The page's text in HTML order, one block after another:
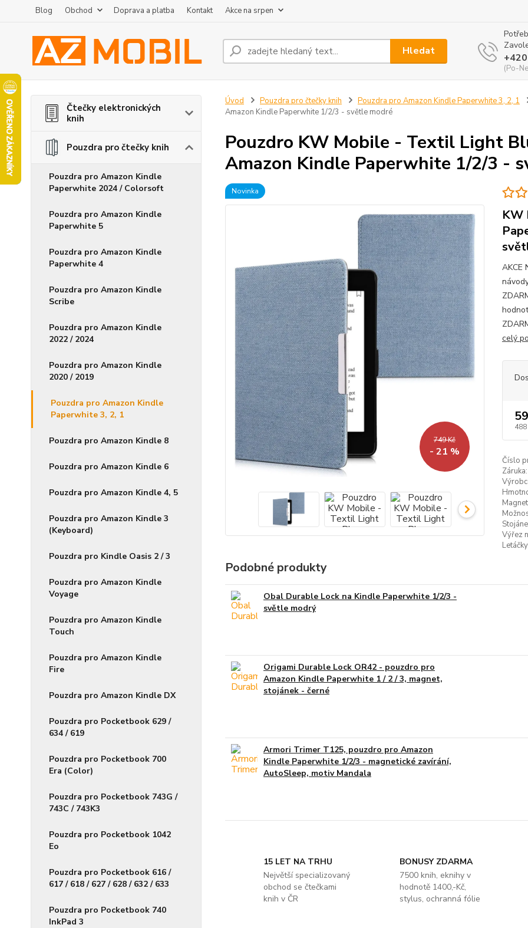
Blog Obchod Doprava a platba Kontakt Akce na srpen
Hledat
(Po-
Čtečky elektronických
knih
Pouzdra pro čtečky knih
Pouzdra pro Amazon Kindle
Paperwhite 2024 / Colorsoft
Pouzdra pro Amazon Kindle
Paperwhite 5
Pouzdra pro Amazon Kindle
Paperwhite 4
Pouzdra pro Amazon Kindle
Scribe
Pouzdra pro Amazon Kindle
2022 / 2024
Pouzdra pro Amazon Kindle
2020 / 2019
Pouzdra pro Amazon Kindle
Paperwhite 3, 2, 1
Pouzdra pro Amazon Kindle 8
Pouzdra pro Amazon Kindle 6
Pouzdra pro Amazon Kindle 4, 5
Pouzdra pro Amazon Kindle 3
(Keyboard)
Pouzdra pro Kindle Oasis 2 / 3
Pouzdra pro Amazon Kindle
Voyage
Pouzdra pro Amazon Kindle
Touch
Pouzdra pro Amazon Kindle
Fire
Pouzdra pro Amazon Kindle DX
Pouzdra pro Pocketbook 629 /
634 / 619
Pouzdra pro Pocketbook 700
Era (Color)
Pouzdra pro Pocketbook 743G /
743C / 743K3
Pouzdra pro Pocketbook 1042
Eo
Pouzdra pro Pocketbook 616 /
617 / 618 / 627 / 628 / 632 / 633
Pouzdra pro Pocketbook 740
InkPad 3
Úvod Pouzdra pro čtečky knih
Pouzdra pro Amazon Kindle Paperwhite 3, 2, 1
Amazon Kindle Paperwhite 1/2/3 - světle modré
Pouzdro KW Mobile - Textil Light
Amazon Kindle Paperwhite 1/2/3 -
Novinka
749 Kč
- 21 %
KW
AKCE
celý
488
Číslo
Záruka:
Výřez
Podobné produkty
Obal Durable Lock na Kindle Paperwhite 1/2/3 -
světle modrý
Origami Durable Lock OR42 - pouzdro pro
Amazon Kindle Paperwhite 1 / 2 / 3, magnet,
stojánek - černé
Armori Trimer T125, pouzdro pro Amazon
Kindle Paperwhite 1/2/3 - magnetické zavírání,
AutoSleep, motiv Mandala
15 LET NA TRHU
Největší specializovaný
obchod se čtečkami
knih v ČR
BONUSY ZDARMA
7500 knih, eknihy v
hodnotě 1400,-Kč,
stylus, ochranná fólie